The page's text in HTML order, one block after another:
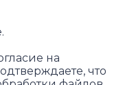
на
что